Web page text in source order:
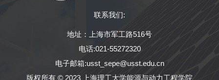
联系我们:
地址：上海市军工路516号
电话:021-55272320
电子邮箱:usst_sepe@usst.edu.cn
版权所有 © 2023 上海理工大学能源与动力工程学院